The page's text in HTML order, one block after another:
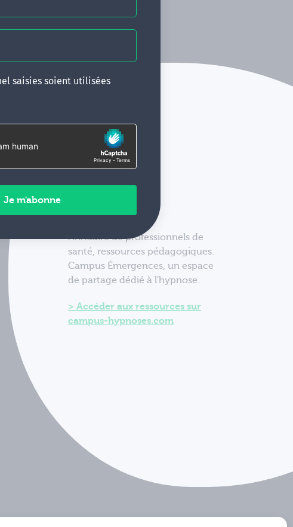
saisies soient utilisées
Annuaire de professionnels de
santé, ressources pédagogiques.
Campus Émergences, un espace
de partage dédié à l'hypnose.
Accéder aux ressources sur
campus-hypnoses.com